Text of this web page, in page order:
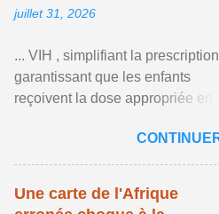
juillet 31, 2026
... VIH , simplifiant la
garantissant que les enfants
reçoivent la dose appropriée en
âge. Afficher l'article ...
Une carte de l'Afrique